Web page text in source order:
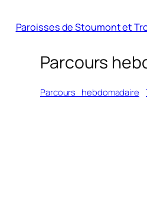
Paroisses de Stoumont et
Parcours
Parcours_hebdomadaire